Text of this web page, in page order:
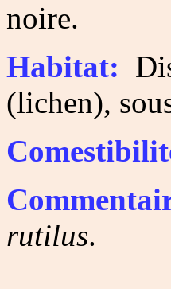
noire.
Habitat:
(lichen),
rutilus.